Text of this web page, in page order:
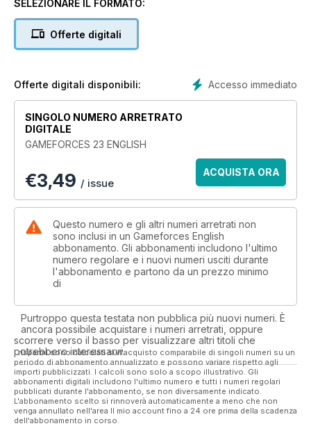
Capricornio
SELEZIONARE IL FORMATO:
Offerte digitali
Accesso immediato
Offerte digitali disponibili:
SINGOLO NUMERO ARRETRATO
DIGITALE
GAMEFORCES 23 ENGLISH
€3,49 / issue
ACQUISTA ORA
Questo numero e gli altri numeri arretrati non
sono inclusi in un Gameforces English
abbonamento. Gli abbonamenti includono l'ultimo
numero regolare e i nuovi numeri usciti durante
l'abbonamento e partono da un prezzo minimo
di
Purtroppo questa testata non pubblica più nuovi numeri. È
ancora possibile acquistare i numeri arretrati, oppure
scorrere verso il basso per visualizzare altri titoli che
potrebbero interessarvi.
I risparmi sono calcolati sull'acquisto comparabile di singoli numeri su un
periodo di abbonamento annualizzato e possono variare rispetto agli
importi pubblicizzati. I calcoli sono solo a scopo illustrativo. Gli
abbonamenti digitali includono l'ultimo numero e tutti i numeri regolari
pubblicati durante l'abbonamento, se non diversamente indicato.
L'abbonamento scelto si rinnoverà automaticamente a meno che non
venga annullato nell'area Il mio account fino a 24 ore prima della scadenza
dell'abbonamento in corso.